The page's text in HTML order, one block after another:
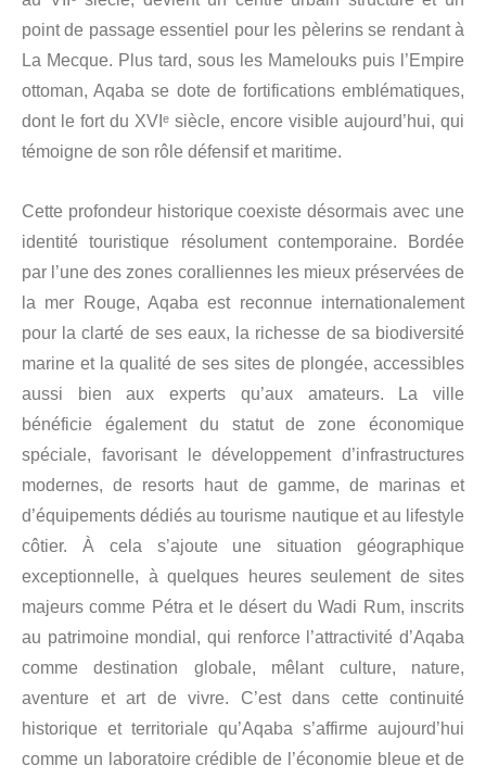
point de passage essentiel pour les pèlerins se rendant à
La Mecque. Plus tard, sous les Mamelouks puis l’Empire
ottoman, Aqaba se dote de fortifications emblématiques,
dont le fort du XVIᵉ siècle, encore visible aujourd’hui, qui
témoigne de son rôle défensif et maritime.
Cette profondeur historique coexiste désormais avec une
identité touristique résolument contemporaine. Bordée
par l’une des zones coralliennes les mieux préservées de
la mer Rouge, Aqaba est reconnue internationalement
pour la clarté de ses eaux, la richesse de sa biodiversité
marine et la qualité de ses sites de plongée, accessibles
aussi bien aux experts qu’aux amateurs. La ville
bénéficie également du statut de zone économique
spéciale, favorisant le développement d’infrastructures
modernes, de resorts haut de gamme, de marinas et
d’équipements dédiés au tourisme nautique et au lifestyle
côtier. À cela s’ajoute une situation géographique
exceptionnelle, à quelques heures seulement de sites
majeurs comme Pétra et le désert du Wadi Rum, inscrits
au patrimoine mondial, qui renforce l’attractivité d’Aqaba
comme destination globale, mêlant culture, nature,
aventure et art de vivre. C’est dans cette continuité
historique et territoriale qu’Aqaba s’affirme aujourd’hui
comme un laboratoire crédible de l’économie bleue et de